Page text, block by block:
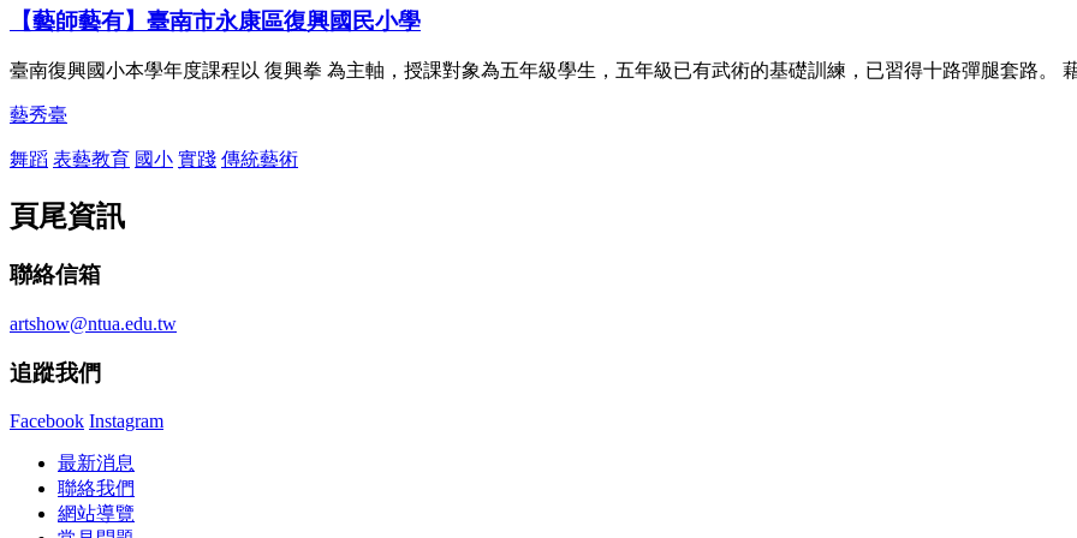
【藝師藝有】臺南市永康區復興國民小學
臺南復興國小本學年度課程以 復興拳 為主軸，授課對象為五年級學生，五年級已有武術的基礎訓練，已習得十路彈腿套路
藝秀臺
舞蹈 表藝教育 國小 實踐 傳統藝術
頁尾資訊
聯絡信箱
artshow@ntua.edu.tw
追蹤我們
Facebook Instagram
最新消息
聯絡我們
網站導覽